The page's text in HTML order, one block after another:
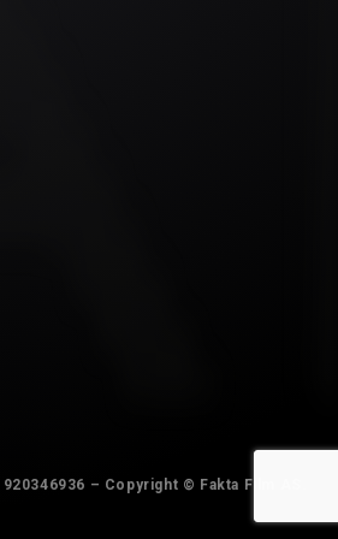
– Copyright © Fakta Film AS.